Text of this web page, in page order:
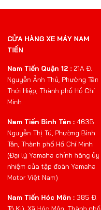
CỬA HÀNG XE MÁY NAM
TIẾN
Nam Tiến Quận 12 : 21A Đ.
Nguyễn Ảnh Thủ, Phường Tân
Thới Hiệp, Thành phố Hồ Chí
Minh
Nam Tiến Bình Tân : 463B
Nguyễn Thị Tú, Phường Bình
Tân, Thành phố Hồ Chí Minh
(Đại lý Yamaha chính hãng ủy
nhiệm của tập đoàn Yamaha
Motor Việt Nam)
Nam Tiến Hóc Môn : 385 Đ.